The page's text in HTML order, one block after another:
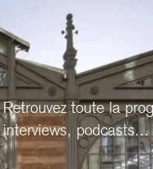
Retrouvez toute la
interviews, podcasts...